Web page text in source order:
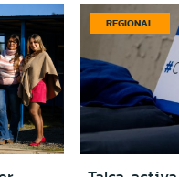
REGIONAL